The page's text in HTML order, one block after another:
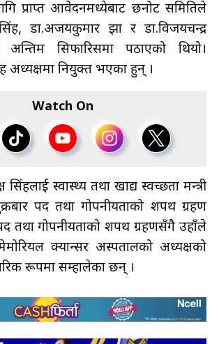
प्राप्त आवेदनमध्येबाट छनोट समितिले
सिंह, डा.अजयकुमार झा र डा.विजयचन्द्र
सिफारिसमा पठाएको थियो।
अध्यक्षमा नियुक्त भएका हुन् ।
Watch On
स्वास्थ्य तथा खाद्य स्वच्छता मन्त्री
पद तथा गोपनीयताको शपथ ग्रहण
तथा गोपनीयताको शपथ ग्रहणसँगै उहाँले
क्यान्सर अस्पतालको अध्यक्षको
रूपमा सम्हालेका छन् ।